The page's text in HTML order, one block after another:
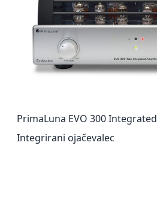
PrimaLuna EVO 300 Integrated
Integrirani ojačevalec